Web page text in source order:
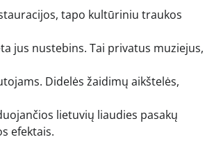
tapo kultūriniu traukos
jus nustebins. Tai privatus muziejus,
Didelės žaidimų aikštelės,
lietuvių liaudies pasakų
efektais.